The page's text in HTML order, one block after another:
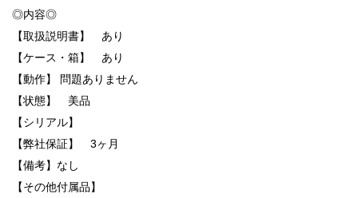
◎内容◎
【取扱説明書】 あり
【ケース・箱】 あり
【動作】 問題ありません
【状態】 美品
【シリアル】
【弊社保証】 3ヶ月
【備考】なし
【その他付属品】